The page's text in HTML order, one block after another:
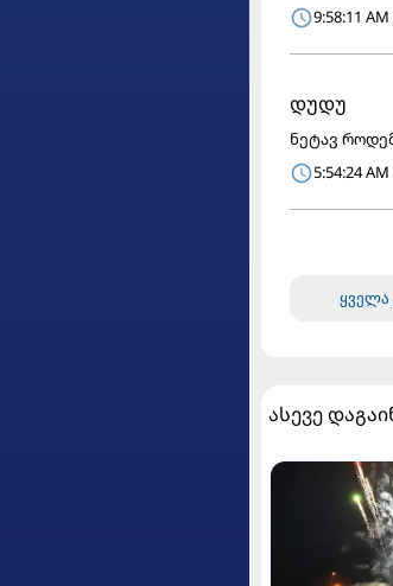
9:58:11
დუდუ
ნეტავ
5:54:24
ყველა
ასევე